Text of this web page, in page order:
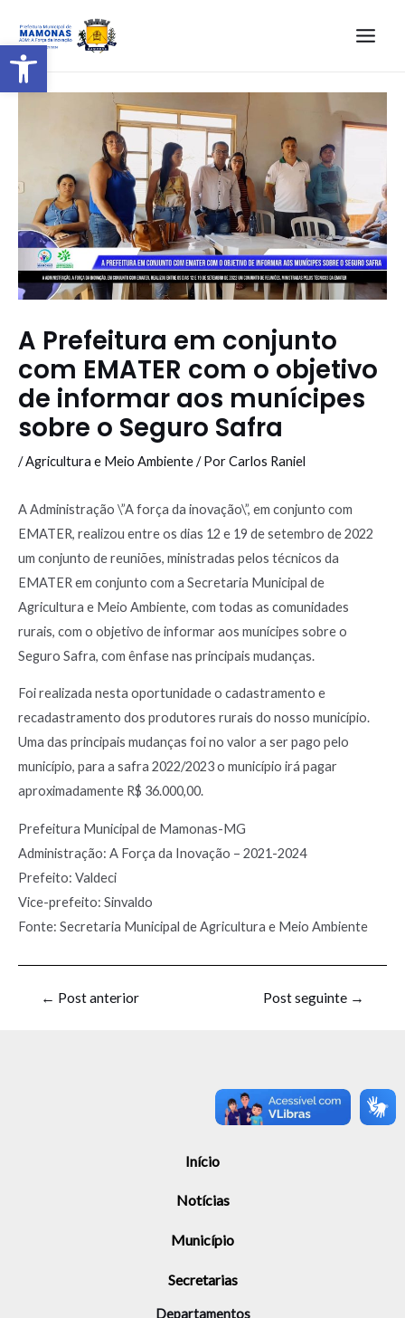
Barra de Ferramentas Aberta
A Prefeitura em conjunto
com EMATER com o objetivo
de informar aos munícipes
sobre o Seguro Safra
/Agricultura e Meio Ambiente/ PorCarlos Raniel
A Administração \”A força da inovação\”, em conjunto com
EMATER, realizou entre os dias 12 e 19 de setembro de 2022
um conjunto de reuniões, ministradas pelos técnicos da
EMATER em conjunto com a Secretaria Municipal de
Agricultura e Meio Ambiente, com todas as comunidades
rurais, com o objetivo de informar aos munícipes sobre o
Seguro Safra, com ênfase nas principais mudanças.
Foi realizada nesta oportunidade o cadastramento e
recadastramento dos produtores rurais do nosso município.
Uma das principais mudanças foi no valor a ser pago pelo
município, para a safra 2022/2023 o município irá pagar
aproximadamente R$ 36.000,00.
Prefeitura Municipal de Mamonas-MG
Administração: A Força da Inovação – 2021-2024
Prefeito: Valdeci
Vice-prefeito: Sinvaldo
Fonte: Secretaria Municipal de Agricultura e Meio Ambiente
← Post anterior Post seguinte →
Início
Notícias
Município
Secretarias
Departamentos